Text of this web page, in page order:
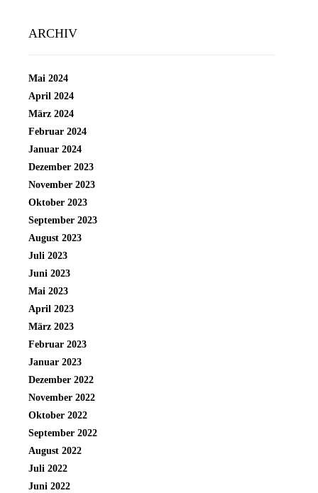
ARCHIV
Mai 2024
April 2024
März 2024
Februar 2024
Januar 2024
Dezember 2023
November 2023
Oktober 2023
September 2023
August 2023
Juli 2023
Juni 2023
Mai 2023
April 2023
März 2023
Februar 2023
Januar 2023
Dezember 2022
November 2022
Oktober 2022
September 2022
August 2022
Juli 2022
Juni 2022